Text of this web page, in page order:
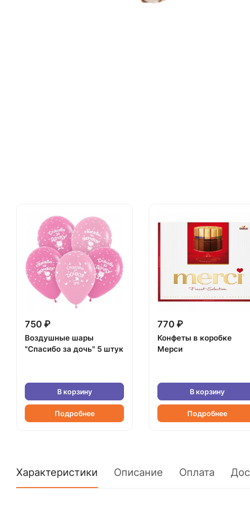
750 ₽
Воздушные шары
"Спасибо за дочь" 5 штук
В корзину
Подробнее
770 ₽
Конфеты в коробке
Мерси
В корзину
Подробнее
Характеристики Описание Оплата